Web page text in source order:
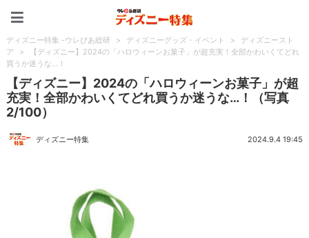
ディズニー特集 -ウレぴあ総研 > ディズニーグッズ・イベント >
ディズニースト
ア
>
【ディズニー】2024の「ハロウィーンお菓子」が超充実！全部かわいくてどれ
買うか迷うな…！
【ディズニー】2024の「ハロウィーンお菓子」が超
充実！全部かわいくてどれ買うか迷うな…！（写真
2/100）
ディズニー特集 2024.9.4 19:45